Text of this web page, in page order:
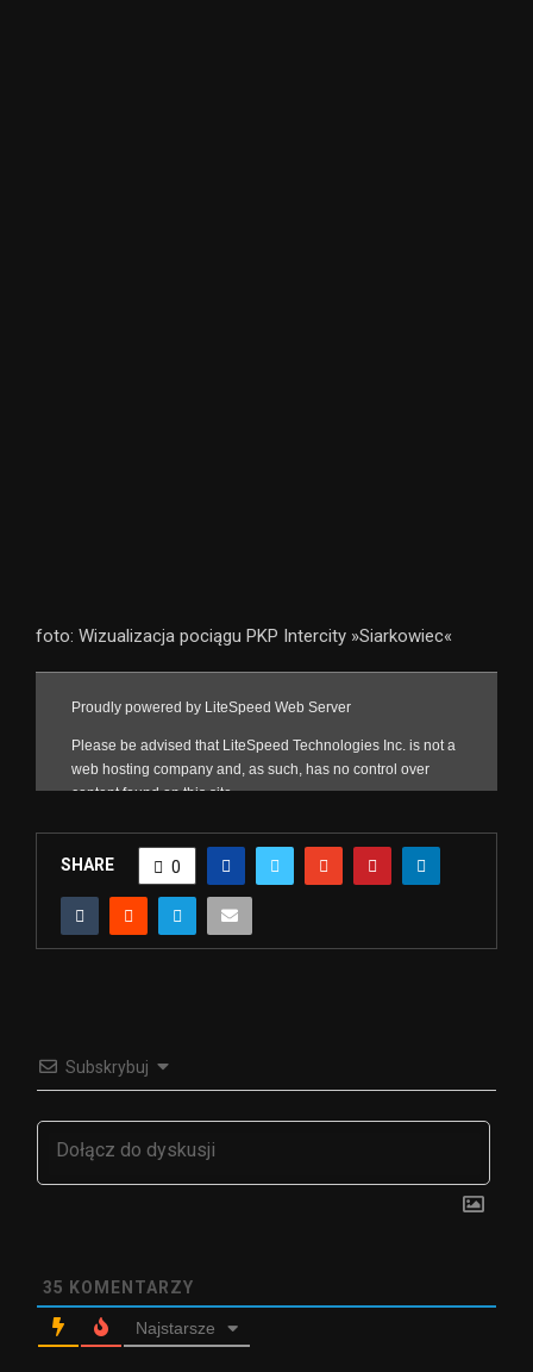
foto: Wizualizacja pociągu PKP Intercity »Siarkowiec«
SHARE 0
Subskrybuj
35 KOMENTARZY
Najstarsze